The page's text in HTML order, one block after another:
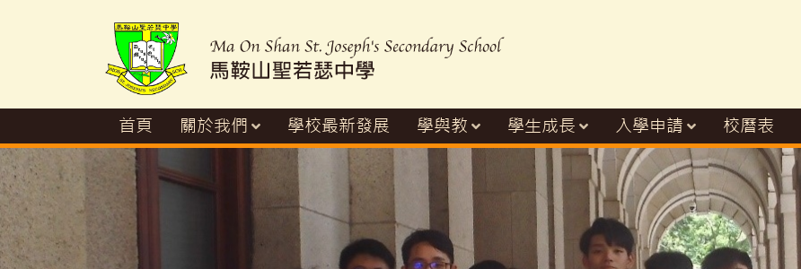
首頁 關於我們 學校最新發展 學與教 學生成長 入學申請 校曆表